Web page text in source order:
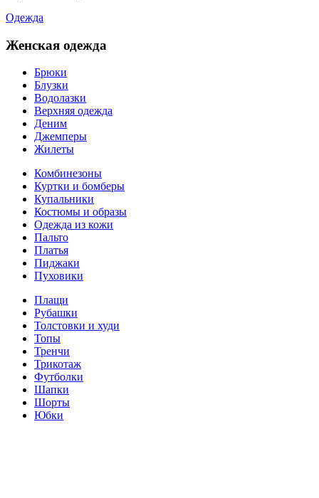
Одежда
Женская одежда
Брюки
Блузки
Водолазки
Верхняя одежда
Деним
Джемперы
Жилеты
Комбинезоны
Куртки и бомберы
Купальники
Костюмы и образы
Одежда из кожи
Пальто
Платья
Пиджаки
Пуховики
Плащи
Рубашки
Толстовки и худи
Топы
Тренчи
Трикотаж
Футболки
Шапки
Шорты
Юбки